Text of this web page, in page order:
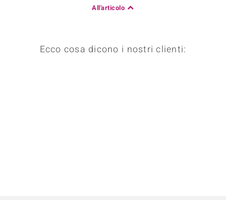
All'articolo
Ecco cosa dicono i nostri clienti: